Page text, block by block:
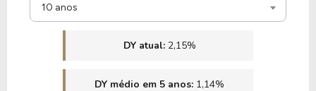
10 anos
DY atual: 2,15%
DY médio em 5 anos: 1,14%